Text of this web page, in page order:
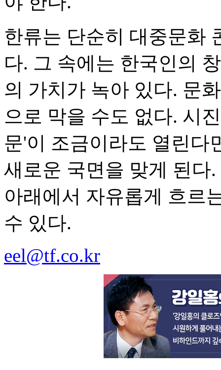
한류는 단순히 대중문화
다. 그 속에는 한국인의
의 가치가 녹아 있다. 문
으로 막을 수도 없다. 시
문'이 조금이라도 열린다
새로운 국면을 맞게 된다
아래에서 자유롭게 흐르
수 있다.
eel@tf.co.kr